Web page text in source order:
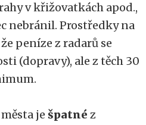
v křižovatkách apod.,
nebránil. Prostředky na
peníze z radarů se
(dopravy), ale z těch 30
je špatné z